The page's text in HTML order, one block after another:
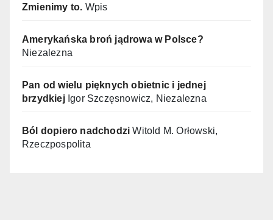
Zmienimy to. Wpis
Amerykańska broń jądrowa w Polsce?
Niezalezna
Pan od wielu pięknych obietnic i jednej
brzydkiejIgor Szczęsnowicz, Niezalezna
Ból dopiero nadchodzi Witold M. Orłowski,
Rzeczpospolita